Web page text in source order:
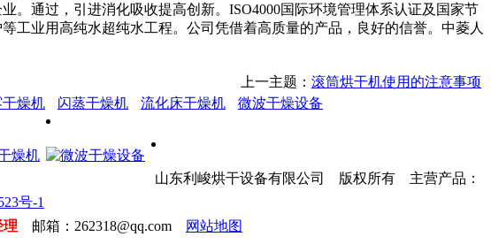
。通过，引进消化吸收提高创新。ISO4000国际环境管理体系认证及国家节
工业用高纯水超纯水工程。公司凭借着高质量的产品，良好的信誉。中菱人
上一主题： 滚筒烘干机使用的注意事项
干燥机 闪蒸干燥机 流化床干燥机 微波干燥设备
山东利峻烘干设备有限公司 版权所有 主营产品：
号-1
邮箱：262318@qq.com
网站地图